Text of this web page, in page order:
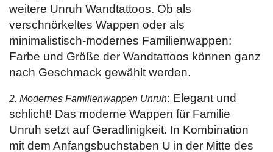
weitere Unruh Wandtattoos. Ob als
verschnörkeltes Wappen oder als
minimalistisch-modernes Familienwappen:
Farbe und Größe der Wandtattoos können ganz
nach Geschmack gewählt werden.
2. Modernes Familienwappen Unruh: Elegant und
schlicht! Das moderne Wappen für Familie
Unruh setzt auf Geradlinigkeit. In Kombination
mit dem Anfangsbuchstaben U in der Mitte des